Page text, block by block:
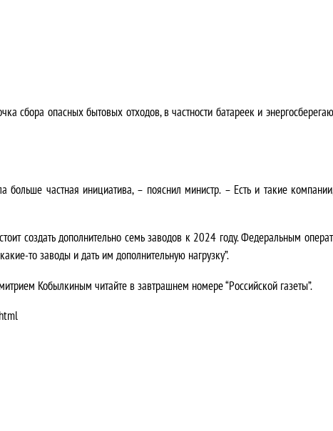
сбора опасных бытовых отходов, в частности батареек и
больше частная инициатива, – пояснил министр. – Есть и такие
создать дополнительно семь заводов к 2024 году. Федеральным
то заводы и дать им дополнительную нагрузку”.
Кобылкиным читайте в завтрашнем номере “Российской газеты”.